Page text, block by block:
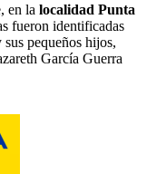
en la localidad Punta
fueron identificadas
pequeños hijos,
García Guerra